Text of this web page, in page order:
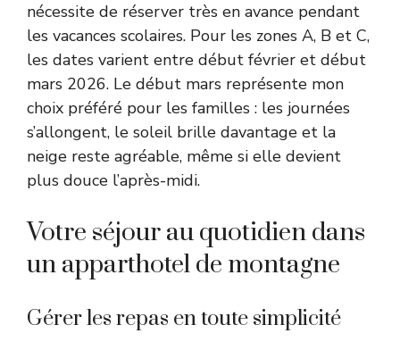
nécessite de réserver très en avance pendant
les vacances scolaires. Pour les zones A, B et C,
les dates varient entre début février et début
mars 2026. Le début mars représente mon
choix préféré pour les familles : les journées
s’allongent, le soleil brille davantage et la
neige reste agréable, même si elle devient
plus douce l’après-midi.
Votre séjour au quotidien dans
un apparthotel de montagne
Gérer les repas en toute simplicité